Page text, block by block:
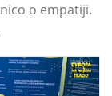
o empatiji.